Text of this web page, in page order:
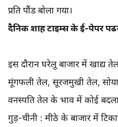
प्रति पौंड बोला गया।
दैनिक शाह टाइम्स के ई-पेपर
इस दौरान घरेलू बाजार में खाद्य
मूंगफली तेल, सूरजमुखी तेल,
वनस्पति तेल के भाव में कोई
गुड़-चीनी : मीठे के बाजार में